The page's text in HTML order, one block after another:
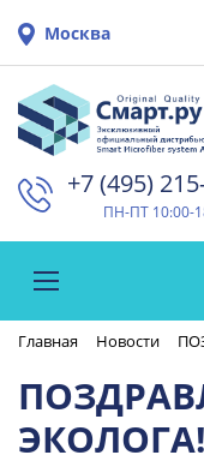
Москва
+7 (495)
ПН-ПТ 10:00-
Главная Новости
ЭКОЛОГА!